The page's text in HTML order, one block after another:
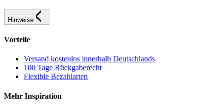
Hinweise
Vorteile
Versand kostenlos innerhalb Deutschlands
100 Tage Rückgaberecht
Flexible Bezahlarten
Mehr Inspiration